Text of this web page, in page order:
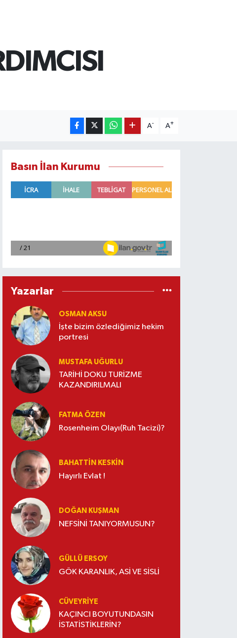
A- A+
Basın İlan Kurumu
Yazarlar
OSMAN AKSU
İşte bizim özlediğimiz hekim
portresi
MUSTAFA UĞURLU
TARİHİ DOKU TURİZME
KAZANDIRILMALI
FATMA ÖZEN
Rosenheim Olayı(Ruh Tacizi)?
BAHATTIN KESKİN
Hayırlı Evlat !
DOĞAN KUŞMAN
NEFSİNİ TANIYORMUSUN?
GÜLLÜ ERSOY
GÖK KARANLIK, ASİ VE SİSLİ
CÜVEYRIYE
KAÇINCI BOYUTUNDASIN
İSTATİSTİKLERİN?